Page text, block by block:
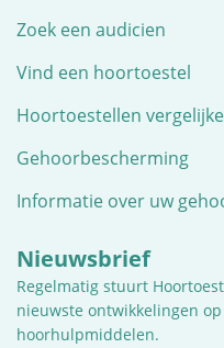
Zoek een audicien
Vind een hoortoestel
Hoortoestellen
Gehoorbescherming
Informatie over uw
Nieuwsbrief
Regelmatig stuurt
nieuwste ontwikkelingen
hoorhulpmiddelen.